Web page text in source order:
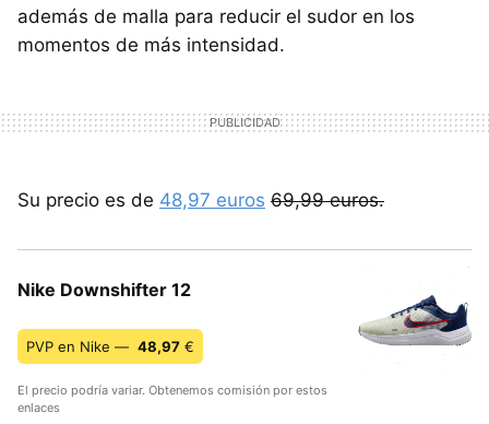
además de malla para reducir el sudor en los
momentos de más intensidad.
Su precio es de 48,97 euros 69,99 euros.
Nike Downshifter 12
PVP en Nike — 48,97 €
El precio podría variar. Obtenemos comisión por estos
enlaces